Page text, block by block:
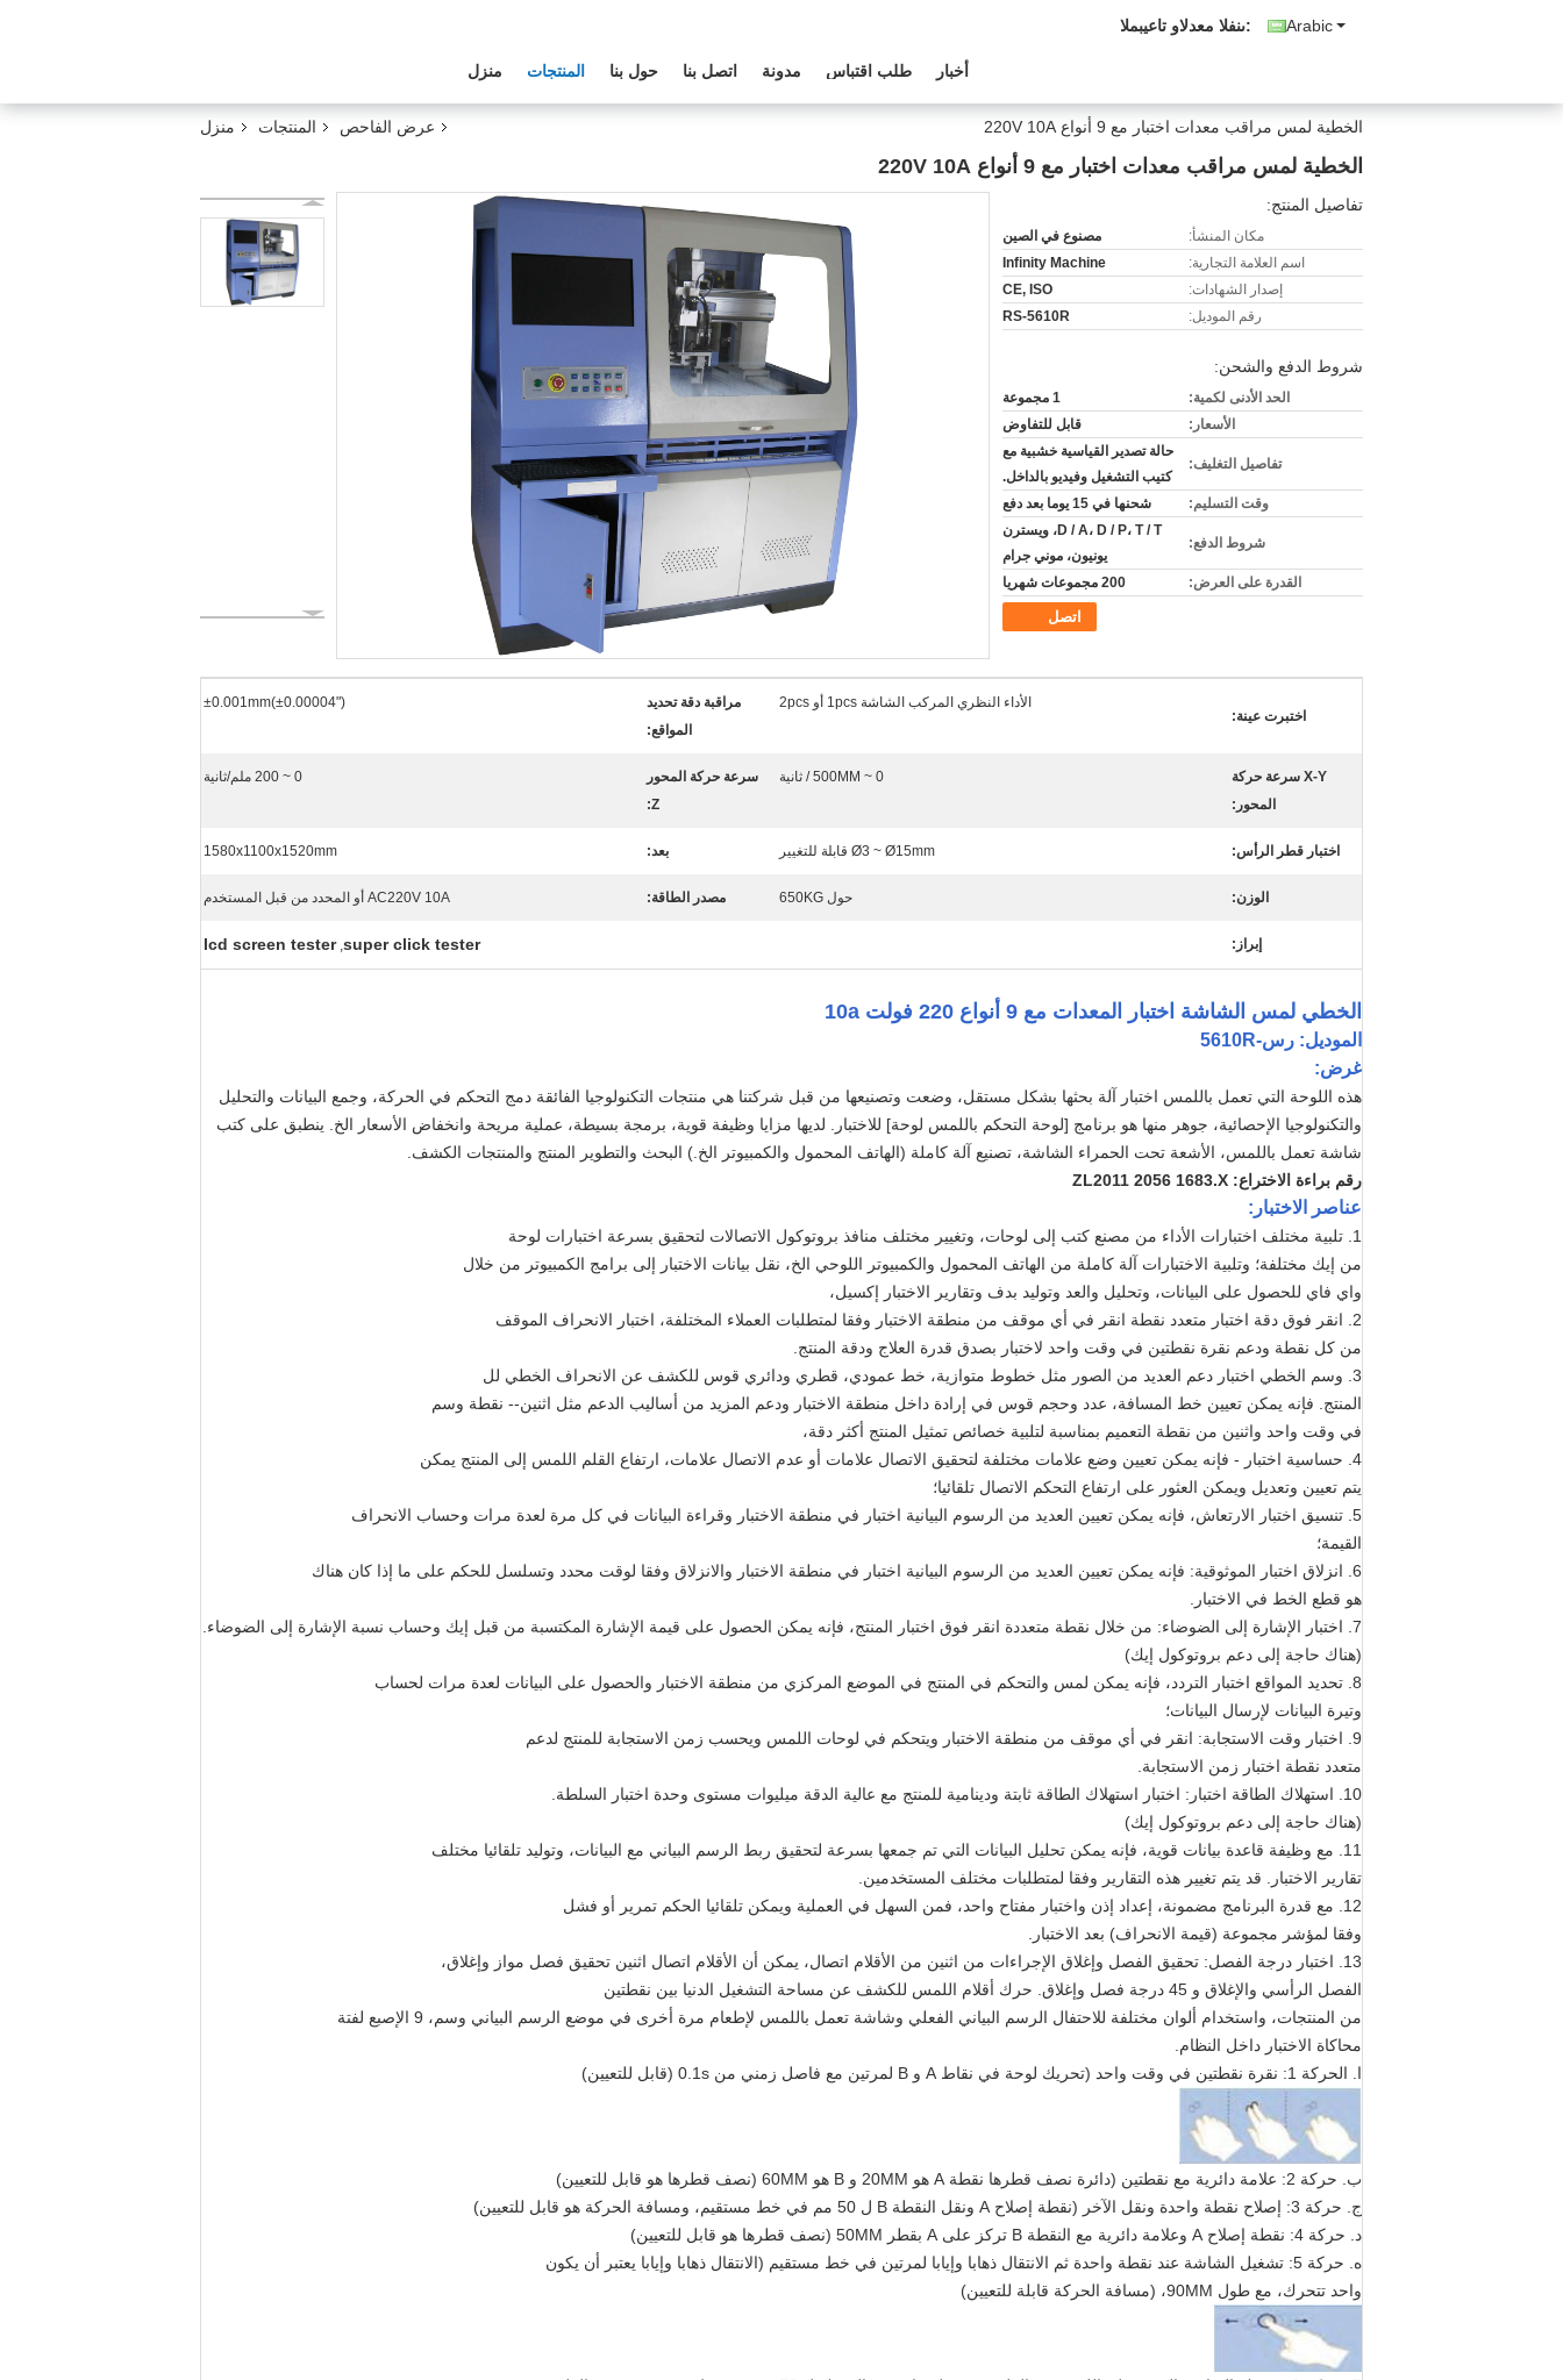
Arabic المبيعات والدعم الفنى:
منزل المنتجات حول بنا اتصل بنا مدونة طلب اقتباس أخبار
منزل المنتجات عرض الفاحص الخطية لمس مراقب معدات اختبار مع 9 أنواع 220V 10A
الخطية لمس مراقب معدات اختبار مع 9 أنواع 220V 10A
تفاصيل المنتج:
مكان المنشأ:
مصنوع في الصين
اسم العلامة التجارية:
Infinity Machine
إصدار الشهادات:
CE, ISO
رقم الموديل:
RS-5610R
شروط الدفع والشحن:
الحد الأدنى لكمية:
1 مجموعة
الأسعار:
قابل للتفاوض
تفاصيل التغليف:
حالة تصدير القياسية خشبية مع
كتيب التشغيل وفيديو بالداخل.
وقت التسليم:
شحنها في 15 يوما بعد دفع
شروط الدفع:
D / A، D / P، T / T، ويسترن
يونيون، موني جرام
القدرة على العرض:
200 مجموعات شهريا
اتصل
اختبرت عينة:
الأداء النظري المركب الشاشة 1pcs أو 2pcs
مراقبة دقة تحديد
المواقع:
±0.001mm(±0.00004")
X-Y سرعة حركة
المحور:
0 ~ 500MM / ثانية
سرعة حركة المحور
Z:
0 ~ 200 ملم/ثانية
اختبار قطر الرأس: Ø3 ~ Ø15mm قابلة للتغيير بعد: 1580x1100x1520mm
الوزن: حول 650KG مصدر الطاقة: AC220V 10A أو المحدد من قبل المستخدم
إبراز: super click tester
,
lcd screen tester
الخطي لمس الشاشة اختبار المعدات مع 9 أنواع 220 فولت 10a
الموديل: رس-5610R
غرض:
هذه اللوحة التي تعمل باللمس اختبار آلة بحثها بشكل مستقل، وضعت وتصنيعها من قبل شركتنا هي منتجات التكنولوجيا الفائقة دمج التحكم في الحركة، وجمع البيانات والتحليل
والتكنولوجيا الإحصائية، جوهر منها هو برنامج [لوحة التحكم باللمس لوحة] للاختبار. لديها مزايا وظيفة قوية، برمجة بسيطة، عملية مريحة وانخفاض الأسعار الخ. ينطبق على كتب
شاشة تعمل باللمس، الأشعة تحت الحمراء الشاشة، تصنيع آلة كاملة (الهاتف المحمول والكمبيوتر الخ.) البحث والتطوير المنتج والمنتجات الكشف.
رقم براءة الاختراع: ZL2011 2056 1683.X
عناصر الاختبار:
1. تلبية مختلف اختبارات الأداء من مصنع كتب إلى لوحات، وتغيير مختلف منافذ بروتوكول الاتصالات لتحقيق بسرعة اختبارات لوحة
من إيك مختلفة؛ وتلبية الاختبارات آلة كاملة من الهاتف المحمول والكمبيوتر اللوحي الخ، نقل بيانات الاختبار إلى برامج الكمبيوتر من خلال
واي فاي للحصول على البيانات، وتحليل والعد وتوليد بدف وتقارير الاختبار إكسيل،
2. انقر فوق دقة اختبار متعدد نقطة انقر في أي موقف من منطقة الاختبار وفقا لمتطلبات العملاء المختلفة، اختبار الانحراف الموقف
من كل نقطة ودعم نقرة نقطتين في وقت واحد لاختبار بصدق قدرة العلاج ودقة المنتج.
3. وسم الخطي اختبار دعم العديد من الصور مثل خطوط متوازية، خط عمودي، قطري ودائري قوس للكشف عن الانحراف الخطي لل
المنتج. فإنه يمكن تعيين خط المسافة، عدد وحجم قوس في إرادة داخل منطقة الاختبار ودعم المزيد من أساليب الدعم مثل اثنين-- نقطة وسم
في وقت واحد واثنين من نقطة التعميم بمناسبة لتلبية خصائص تمثيل المنتج أكثر دقة،
4. حساسية اختبار - فإنه يمكن تعيين وضع علامات مختلفة لتحقيق الاتصال علامات أو عدم الاتصال علامات، ارتفاع القلم اللمس إلى المنتج يمكن
يتم تعيين وتعديل ويمكن العثور على ارتفاع التحكم الاتصال تلقائيا؛
5. تنسيق اختبار الارتعاش، فإنه يمكن تعيين العديد من الرسوم البيانية اختبار في منطقة الاختبار وقراءة البيانات في كل مرة لعدة مرات وحساب الانحراف
القيمة؛
6. انزلاق اختبار الموثوقية: فإنه يمكن تعيين العديد من الرسوم البيانية اختبار في منطقة الاختبار والانزلاق وفقا لوقت محدد وتسلسل للحكم على ما إذا كان هناك
هو قطع الخط في الاختبار.
7. اختبار الإشارة إلى الضوضاء: من خلال نقطة متعددة انقر فوق اختبار المنتج، فإنه يمكن الحصول على قيمة الإشارة المكتسبة من قبل إيك وحساب نسبة الإشارة إلى الضوضاء.
(هناك حاجة إلى دعم بروتوكول إيك)
8. تحديد المواقع اختبار التردد، فإنه يمكن لمس والتحكم في المنتج في الموضع المركزي من منطقة الاختبار والحصول على البيانات لعدة مرات لحساب
وتيرة البيانات لإرسال البيانات؛
9. اختبار وقت الاستجابة: انقر في أي موقف من منطقة الاختبار ويتحكم في لوحات اللمس ويحسب زمن الاستجابة للمنتج لدعم
متعدد نقطة اختبار زمن الاستجابة.
10. استهلاك الطاقة اختبار: اختبار استهلاك الطاقة ثابتة ودينامية للمنتج مع عالية الدقة ميليوات مستوى وحدة اختبار السلطة.
(هناك حاجة إلى دعم بروتوكول إيك)
11. مع وظيفة قاعدة بيانات قوية، فإنه يمكن تحليل البيانات التي تم جمعها بسرعة لتحقيق ربط الرسم البياني مع البيانات، وتوليد تلقائيا مختلف
تقارير الاختبار. قد يتم تغيير هذه التقارير وفقا لمتطلبات مختلف المستخدمين.
12. مع قدرة البرنامج مضمونة، إعداد إذن واختبار مفتاح واحد، فمن السهل في العملية ويمكن تلقائيا الحكم تمرير أو فشل
وفقا لمؤشر مجموعة (قيمة الانحراف) بعد الاختبار.
13. اختبار درجة الفصل: تحقيق الفصل وإغلاق الإجراءات من اثنين من الأقلام اتصال، يمكن أن الأقلام اتصال اثنين تحقيق فصل مواز وإغلاق،
الفصل الرأسي والإغلاق و 45 درجة فصل وإغلاق. حرك أقلام اللمس للكشف عن مساحة التشغيل الدنيا بين نقطتين
من المنتجات، واستخدام ألوان مختلفة للاحتفال الرسم البياني الفعلي وشاشة تعمل باللمس لإطعام مرة أخرى في موضع الرسم البياني وسم، 9 الإصبع لفتة
محاكاة الاختبار داخل النظام.
ا. الحركة 1: نقرة نقطتين في وقت واحد (تحريك لوحة في نقاط A و B لمرتين مع فاصل زمني من 0.1s (قابل للتعيين)
ب. حركة 2: علامة دائرية مع نقطتين (دائرة نصف قطرها نقطة A هو 20MM و B هو 60MM (نصف قطرها هو قابل للتعيين)
ج. حركة 3: إصلاح نقطة واحدة ونقل الآخر (نقطة إصلاح A ونقل النقطة B ل 50 مم في خط مستقيم، ومسافة الحركة هو قابل للتعيين)
د. حركة 4: نقطة إصلاح A وعلامة دائرية مع النقطة B تركز على A بقطر 50MM (نصف قطرها هو قابل للتعيين)
ه. حركة 5: تشغيل الشاشة عند نقطة واحدة ثم الانتقال ذهابا وإيابا لمرتين في خط مستقيم (الانتقال ذهابا وإيابا يعتبر أن يكون
واحد تتحرك، مع طول 90MM، (مسافة الحركة قابلة للتعيين)